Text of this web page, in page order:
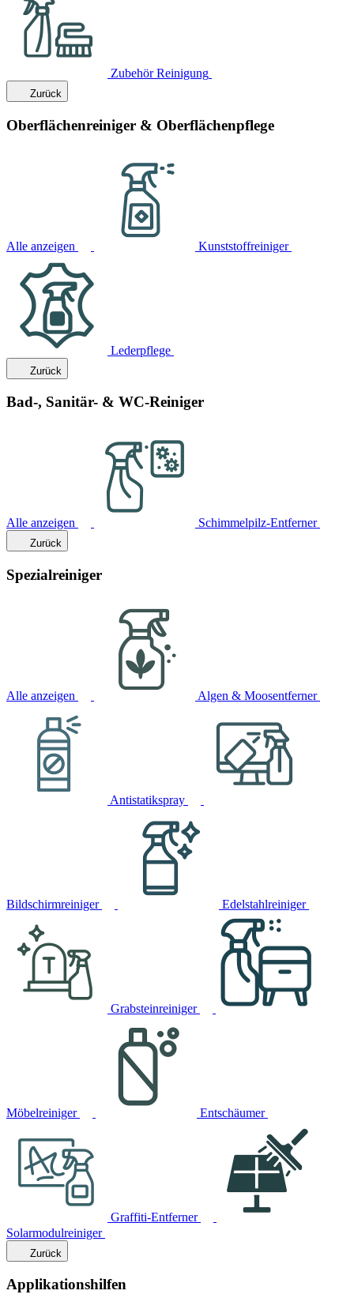
Zubehör Reinigung
Zurück
Oberflächenreiniger & Oberflächenpflege
Alle anzeigen Kunststoffreiniger
Lederpflege
Zurück
Bad-, Sanitär- & WC-Reiniger
Alle anzeigen Schimmelpilz-Entferner
Zurück
Spezialreiniger
Alle anzeigen Algen & Moosentferner
Antistatikspray
Bildschirmreiniger Edelstahlreiniger
Grabsteinreiniger
Möbelreiniger Entschäumer
Graffiti-Entferner
Solarmodulreiniger
Zurück
Applikationshilfen